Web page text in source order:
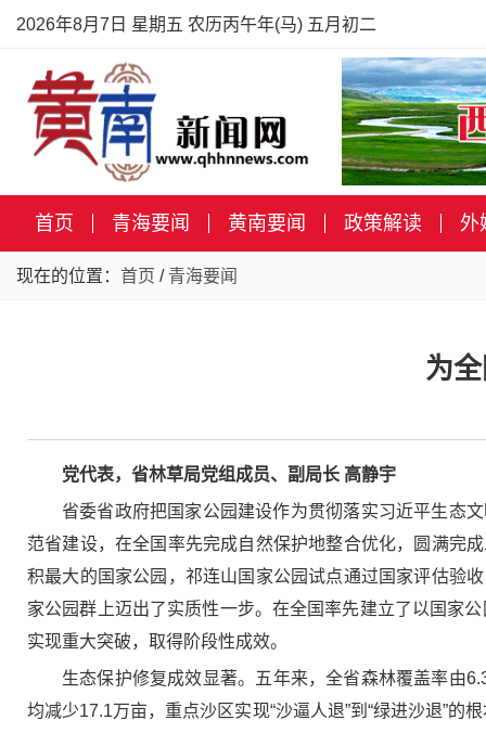
2026年8月7日 星期五 农历丙午年(马) 五月初二
首页 青海要闻 黄南要闻 政策解读 外
现在的位置： 首页 / 青海要闻
为
党代表，省林草局党组成员、副局长 高静宇
省委省政府把国家公园建设作为贯彻落实习近平生态
范省建设，在全国率先完成自然保护地整合优化，圆满完
积最大的国家公园，祁连山国家公园试点通过国家评估验
家公园群上迈出了实质性一步。在全国率先建立了以国家
实现重大突破，取得阶段性成效。
生态保护修复成效显著。五年来，全省森林覆盖率由
均减少17.1万亩，重点沙区实现“沙逼人退”到“绿进沙退”